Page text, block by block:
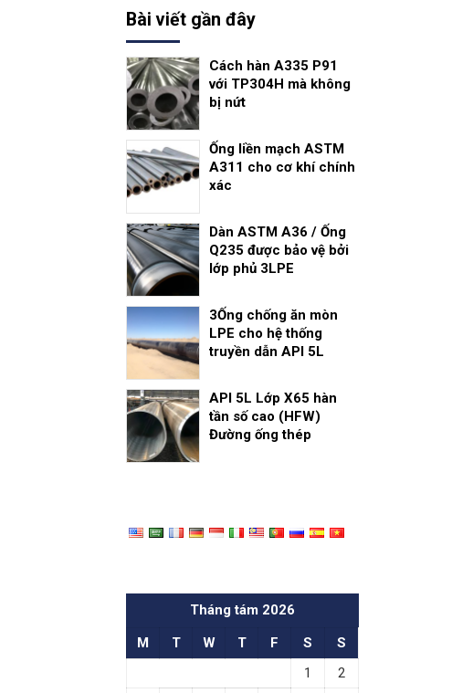
Bài viết gần đây
Cách hàn A335 P91
với TP304H mà không
bị nứt
Ống liền mạch ASTM
A311 cho cơ khí chính
xác
Dàn ASTM A36 / Ống
Q235 được bảo vệ bởi
lớp phủ 3LPE
3Ống chống ăn mòn
LPE cho hệ thống
truyền dẫn API 5L
API 5L Lớp X65 hàn
tần số cao (HFW)
Đường ống thép
Tháng tám 2026
M
T W T F S
S
1
2